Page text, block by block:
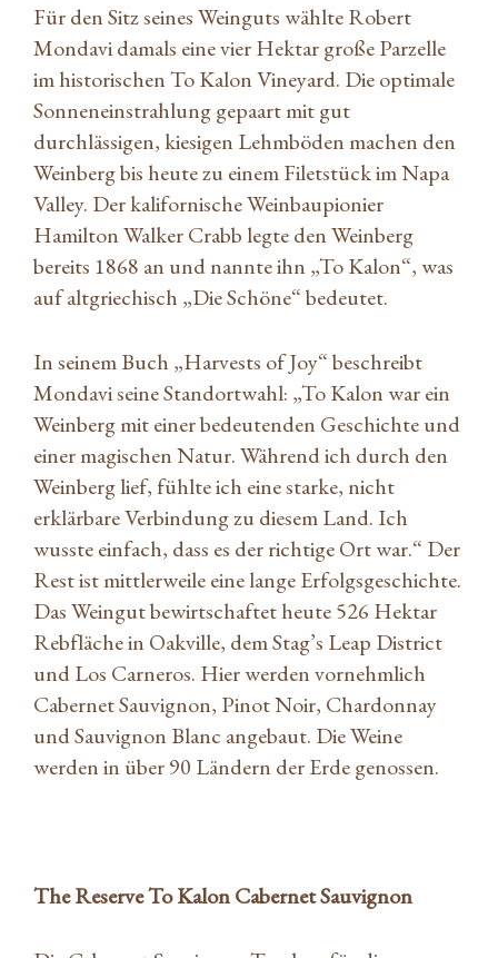
Für den Sitz seines Weinguts wählte Robert
Mondavi damals eine vier Hektar große Parzelle
im historischen To Kalon Vineyard. Die optimale
Sonneneinstrahlung gepaart mit gut
durchlässigen, kiesigen Lehmböden machen den
Weinberg bis heute zu einem Filetstück im Napa
Valley. Der kalifornische Weinbaupionier
Hamilton Walker Crabb legte den Weinberg
bereits 1868 an und nannte ihn „To Kalon“, was
auf altgriechisch „Die Schöne“ bedeutet.
In seinem Buch „Harvests of Joy“ beschreibt
Mondavi seine Standortwahl: „To Kalon war ein
Weinberg mit einer bedeutenden Geschichte und
einer magischen Natur. Während ich durch den
Weinberg lief, fühlte ich eine starke, nicht
erklärbare Verbindung zu diesem Land. Ich
wusste einfach, dass es der richtige Ort war.“ Der
Rest ist mittlerweile eine lange Erfolgsgeschichte.
Das Weingut bewirtschaftet heute 526 Hektar
Rebfläche in Oakville, dem Stag’s Leap District
und Los Carneros. Hier werden vornehmlich
Cabernet Sauvignon, Pinot Noir, Chardonnay
und Sauvignon Blanc angebaut. Die Weine
werden in über 90 Ländern der Erde genossen.
The Reserve To Kalon Cabernet Sauvignon